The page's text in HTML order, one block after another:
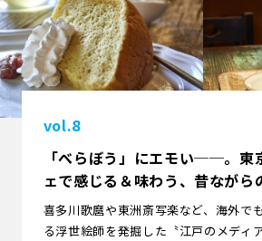
vol.8
「べらぼう」にエモい──。東
ェで感じる＆味わう、昔ながら
喜多川歌麿や東洲斎写楽など、海外で
る浮世絵師を発掘した〝江戸のメディ